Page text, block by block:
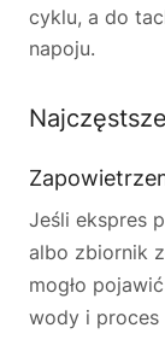
cyklu, a do
napoju.
Jeśli ekspres
albo zbiornik
mogło
wody i proces